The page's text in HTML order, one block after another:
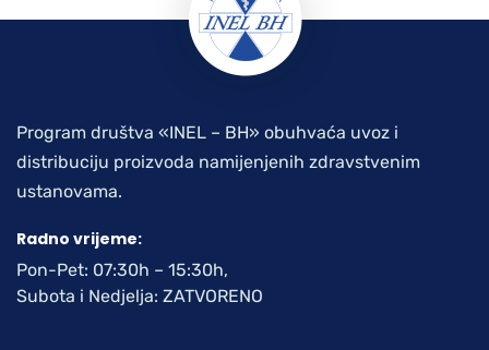
Program društva «INEL – BH» obuhvaća uvoz i
distribuciju proizvoda namijenjenih zdravstvenim
ustanovama.
Radno vrijeme:
Pon-Pet: 07:30h – 15:30h,
Subota i Nedjelja: ZATVORENO